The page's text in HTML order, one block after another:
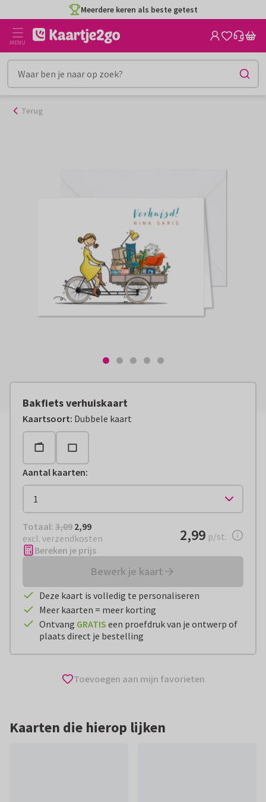
naar
inhoud
Meerdere keren als beste getest
MENU
Terug
Bakfiets verhuiskaart
Kaartsoort: Dubbele kaart
Aantal kaarten:
Totaal: € 2,99
Totaal: 3,09 2,99
excl. verzendkosten
€ 2,99per stuk
2,99 p/st.
Bereken je prijs
Bewerk je kaart
Deze kaart is volledig te personaliseren
Meer kaarten = meer korting
Ontvang GRATIS een proefdruk van je ontwerp of
plaats direct je bestelling
Toevoegen aan mijn favorieten
Kaarten die hierop lijken